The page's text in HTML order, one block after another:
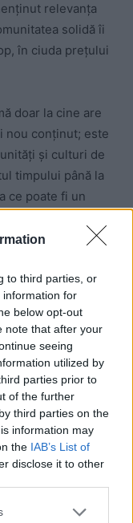
to third parties, or
information for
below opt-out
note that after your
seeing
utilized by
parties prior to
of the further
third parties on the
information may
the IAB’s List of
disclose it to other
relevanța
solidă îi
în ciuda prețului
doar la cine are
nou conținut; este
și culturi de
timpului până la
ce poate fi un
jucători diversă și
RuneScape
profunzime și
se scufunde.
gusturile diverse
spațială la